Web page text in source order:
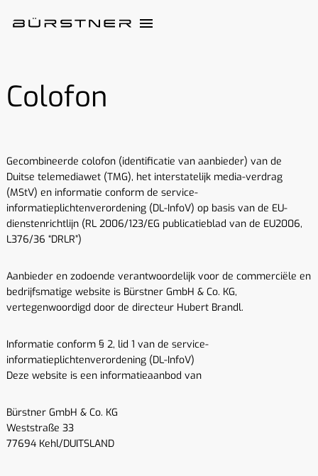
Colofon
Gecombineerde colofon (identificatie van aanbieder) van de
Duitse telemediawet (TMG), het interstatelijk media-verdrag
(MStV) en informatie conform de service-
informatieplichtenverordening (DL-InfoV) op basis van de EU-
dienstenrichtlijn (RL 2006/123/EG publicatieblad van de EU2006,
L376/36 “DRLR”)
Aanbieder en zodoende verantwoordelijk voor de commerciële en
bedrijfsmatige website is Bürstner GmbH & Co. KG,
vertegenwoordigd door de directeur Hubert Brandl.
Informatie conform § 2, lid 1 van de service-
informatieplichtenverordening (DL-InfoV)
Deze website is een informatieaanbod van
Bürstner GmbH & Co. KG
Weststraße 33
77694 Kehl/DUITSLAND